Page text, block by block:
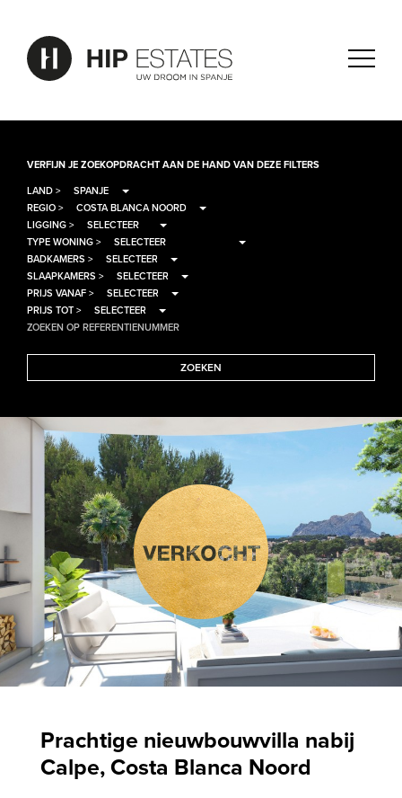
VERFIJN JE ZOEKOPDRACHT AAN DE HAND VAN DEZE FILTERS
LAND >
REGIO >
LIGGING >
TYPE WONING >
BADKAMERS >
SLAAPKAMERS >
PRIJS VANAF >
PRIJS TOT >
ZOEKEN OP REFERENTIENUMMER
ZOEKEN
Prachtige nieuwbouwvilla nabij
Calpe, Costa Blanca Noord